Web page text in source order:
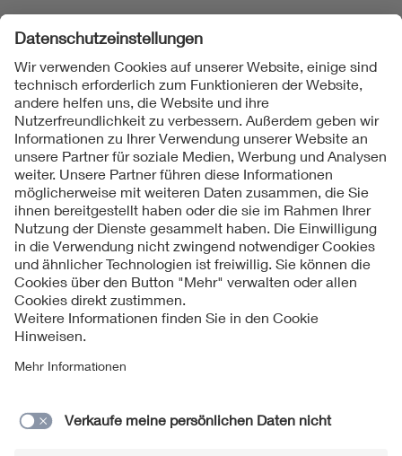
Folgen Sie uns
Kontakt
Impressum
Datenschutzinformationen
Cookie Hinweise
Compliance
Jahresarchiv